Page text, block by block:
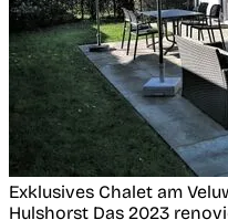
Exklusives Chalet am
Hulshorst Das 2023